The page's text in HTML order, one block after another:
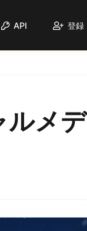
API 登録
メデ